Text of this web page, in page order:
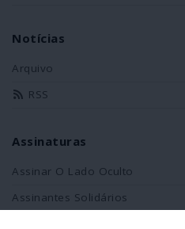
Notícias
Arquivo
RSS
Assinaturas
Assinar O Lado Oculto
Assinantes Solidários